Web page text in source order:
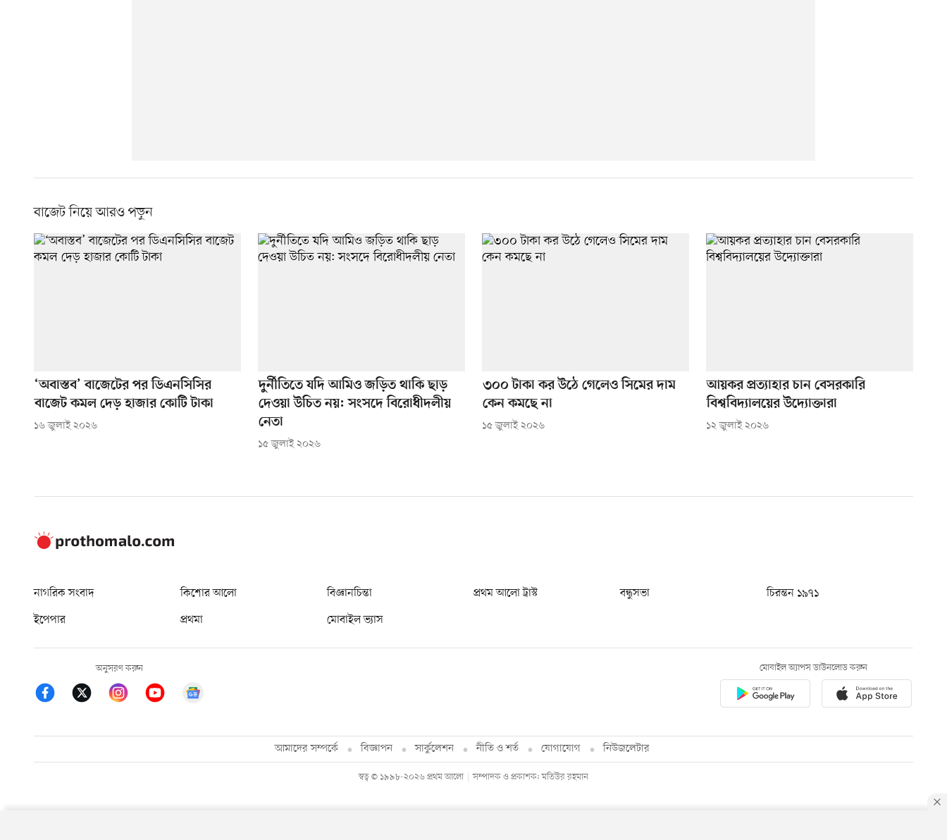
বাজেট নিয়ে আরও পড়ুন
‘অবাস্তব’ বাজেটের পর ডিএনসিসির
বাজেট কমল দেড় হাজার কোটি টাকা
১৬ জুলাই ২০২৬
দুর্নীতিতে যদি আমিও জড়িত থাকি ছাড়
দেওয়া উচিত নয়: সংসদে বিরোধীদলীয়
নেতা
১৫ জুলাই ২০২৬
৩০০ টাকা কর উঠে গেলেও সিমের দাম
কেন কমছে না
১৫ জুলাই ২০২৬
আয়কর প্রত্যাহার চান বেসরকারি
বিশ্ববিদ্যালয়ের উদ্যোক্তারা
১২ জুলাই ২০২৬
নাগরিক সংবাদ কিশোর আলো বিজ্ঞানচিন্তা প্রথম আলো ট্রাস্ট বন্ধুসভা
চিরন্তন ১৯৭১
ইপেপার
প্রথমা মোবাইল ভ্যাস
অনুসরণ করুন মোবাইল অ্যাপস ডাউনলোড করুন
আমাদের সম্পর্কে বিজ্ঞাপন সার্কুলেশন নীতি ও শর্ত যোগাযোগ নিউজলেটার
স্বত্ব © ১৯৯৮-২০২৬ প্রথম আলো সম্পাদক ও প্রকাশক: মতিউর রহমান